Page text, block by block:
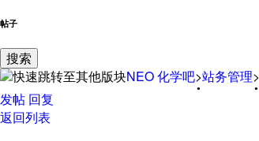
帖子
搜索
NEO化学吧>站务管理>
发帖 回复
返回列表